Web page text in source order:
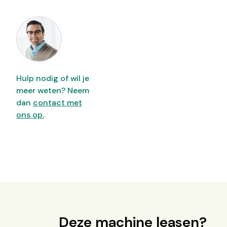
Hulp nodig of wil je
meer weten? Neem
dan contact met
ons op.
Deze machine leasen?